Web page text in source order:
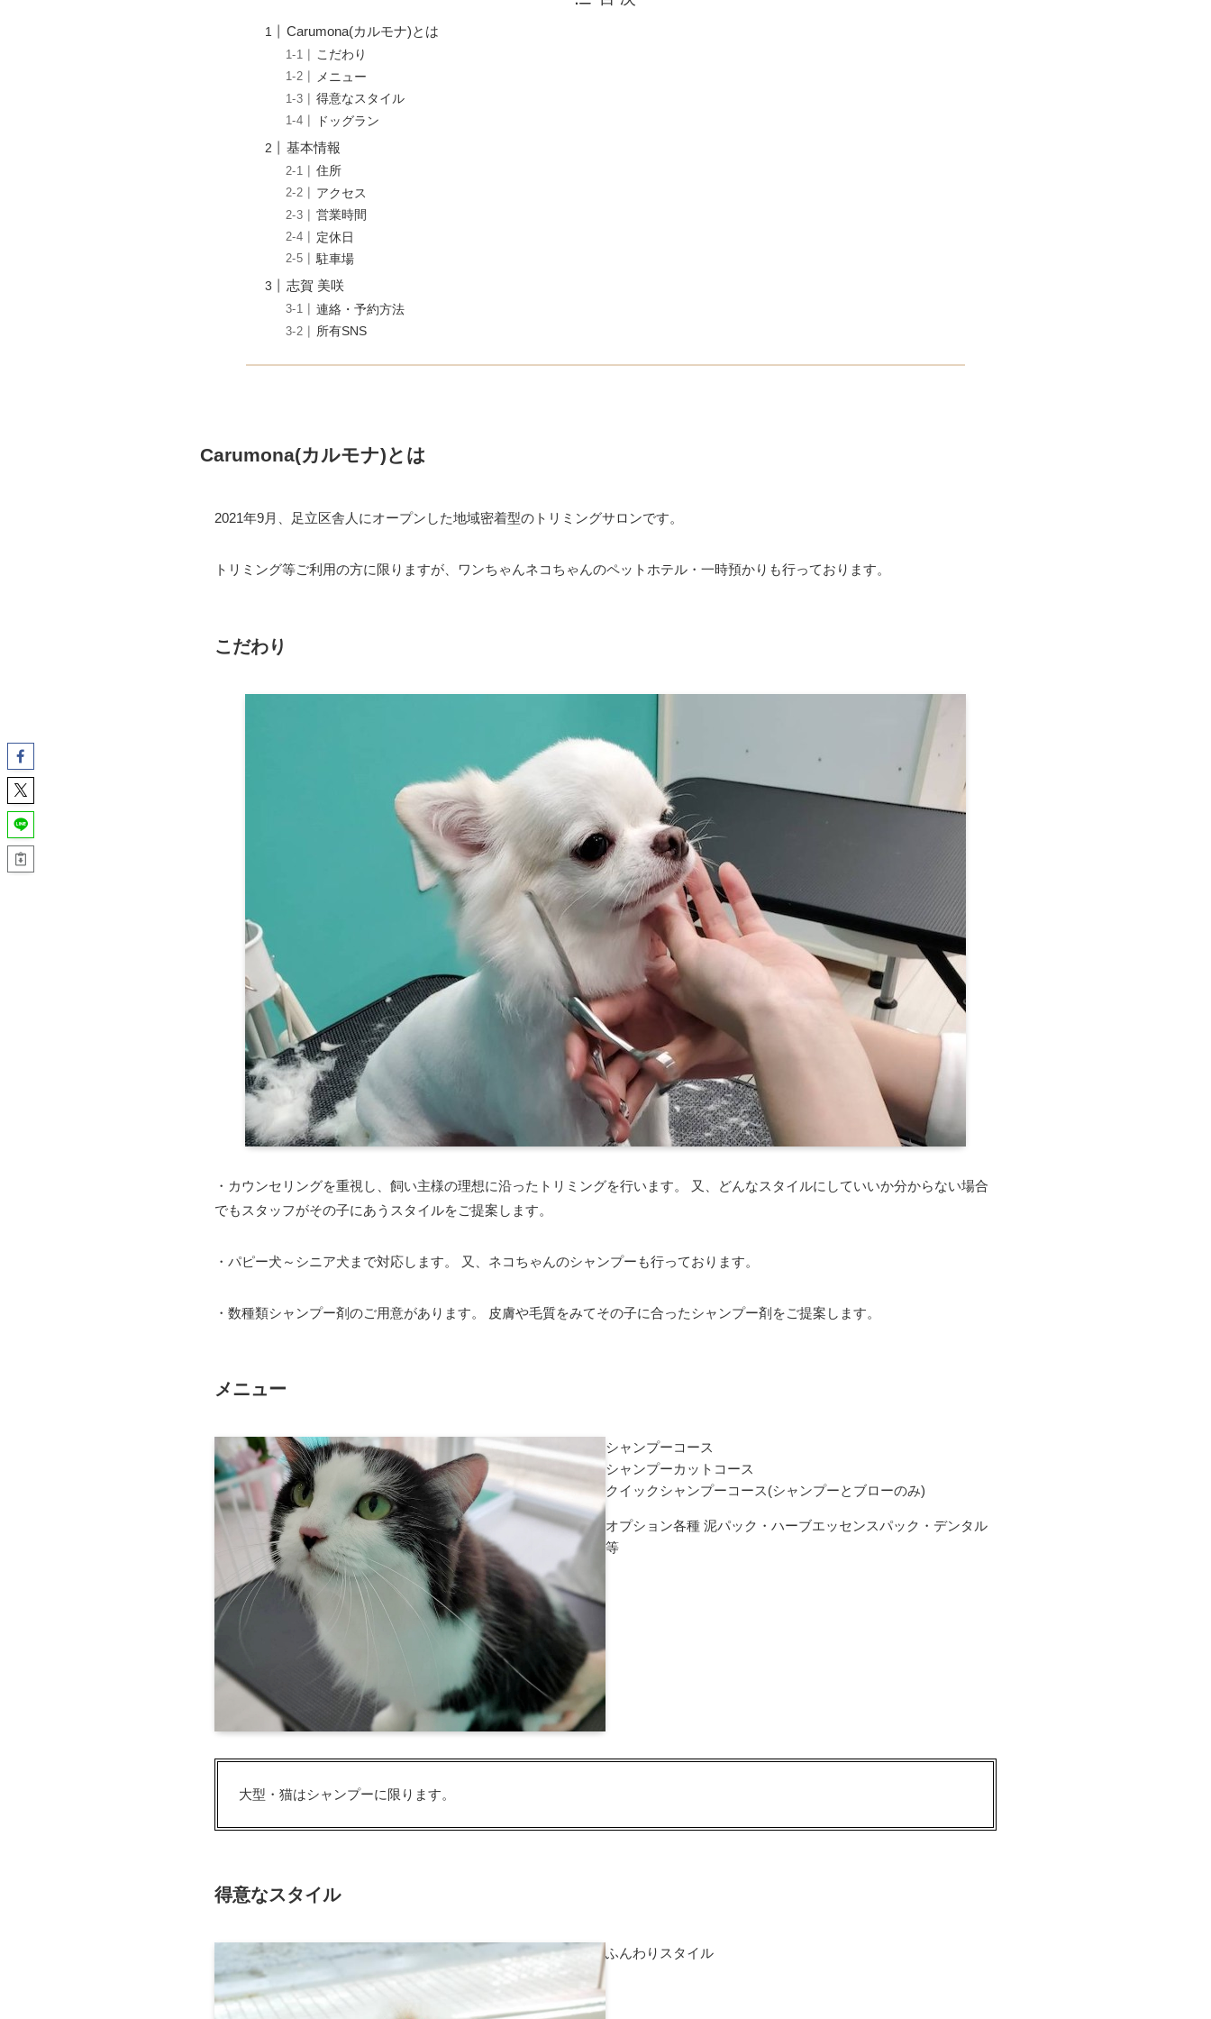
Carumona(カルモナ)とは
こだわり
メニュー
得意なスタイル
ドッグラン
基本情報
住所
アクセス
営業時間
定休日
駐車場
志賀 美咲
連絡・予約方法
所有SNS
Carumona(カルモナ)とは
2021年9月、足立区舎人にオープンした地域密着型のトリミングサロンです。
トリミング等ご利用の方に限りますが、ワンちゃんネコちゃんのペットホテル・一時預かりも行っております。
こだわり
・カウンセリングを重視し、飼い主様の理想に沿ったトリミングを行います。 又、どんなスタイルにしていいか分からない場合
でもスタッフがその子にあうスタイルをご提案します。
・パピー犬～シニア犬まで対応します。 又、ネコちゃんのシャンプーも行っております。
・数種類シャンプー剤のご用意があります。 皮膚や毛質をみてその子に合ったシャンプー剤をご提案します。
メニュー
シャンプーコース
シャンプーカットコース
クイックシャンプーコース(シャンプーとブローのみ)
オプション各種 泥パック・ハーブエッセンスパック・デンタル
等
大型・猫はシャンプーに限ります。
得意なスタイル
ふんわりスタイル